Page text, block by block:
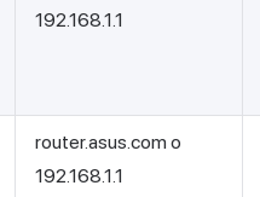
192.168.1.1
router.asus.com o
192.168.1.1